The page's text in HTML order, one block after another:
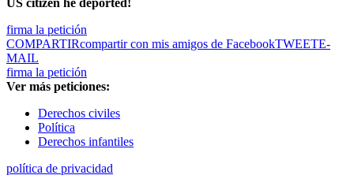
US citizen he deported!
firma la petición
COMPARTIRcompartir con mis amigos de FacebookTWEETE-
MAIL
firma la petición
Ver más peticiones:
Derechos civiles
Política
Derechos infantiles
política de privacidad